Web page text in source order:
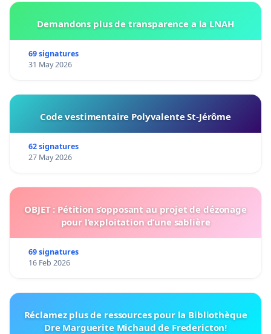
Demandons plus de transparence a la LNAH
69 signatures
31 May 2026
Code vestimentaire Polyvalente St-Jérôme
62 signatures
27 May 2026
OBJET : Pétition s’opposant au projet de dézonage
pour l’exploitation d’une sablière
69 signatures
16 Feb 2026
Réclamez plus de ressources pour la Bibliothèque
Dre Marguerite Michaud de Fredericton!